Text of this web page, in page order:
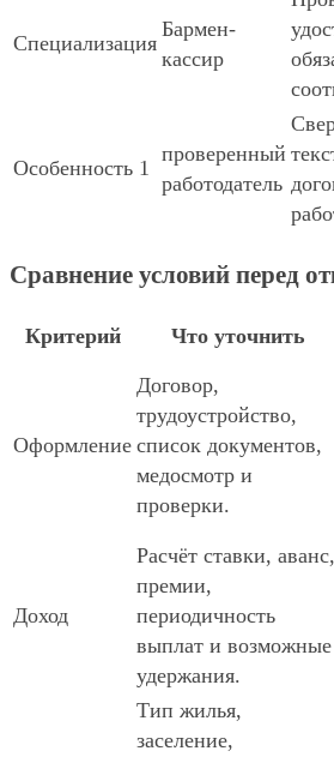
Специализация
Бармен-
кассир
Особенность 1
проверенный
работодатель
Сравнение условий перед
Критерий Что уточнить
Оформление
Договор,
трудоустройство,
список документов,
медосмотр и
проверки.
Доход
Расчёт ставки, аванс,
премии,
периодичность
выплат и возможные
удержания.
Тип жилья,
заселение,